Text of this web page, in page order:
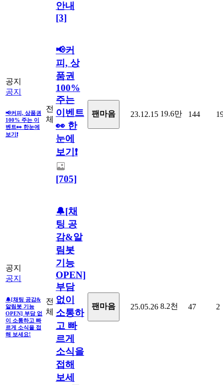
안내
[3]
공지
공지
📢커피, 상품권
100% 주는 이
벤트👀 한눈에
보기❗
전
체
📢커
피, 상
품권
100%
주는
이벤트
👀 한
눈에
보기❗
[705]
팬마음 23.12.15 19.6만 144
공지
공지
🔔[채팅 공감&
알림봇 기능
OPEN] 부담 없
이 소통하고 빠
르게 소식을 접
해 보세요!
전
체
🔔[채
팅 공
감&알
림봇
기능
OPEN]
부담
없이
소통하
고 빠
르게
소식을
접해
보세
팬마음 25.05.26 8.2천 47 2